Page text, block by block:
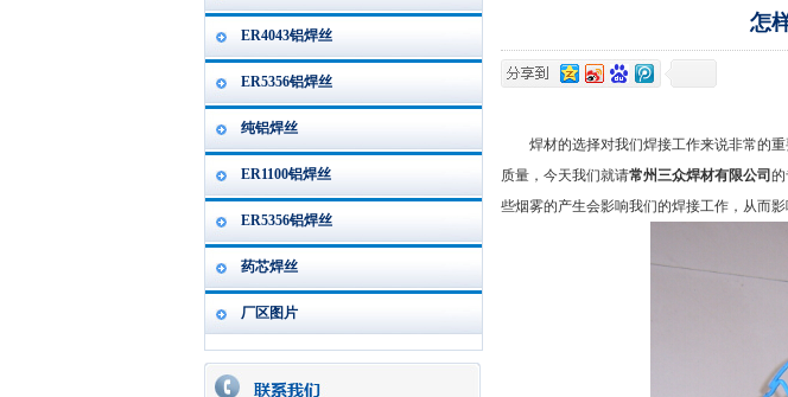
ER4043铝焊丝
ER5356铝焊丝
纯铝焊丝
ER1100铝焊丝
ER5356铝焊丝
药芯焊丝
厂区图片
怎
焊材的选择对我们焊接工作来说非常的重
质量，今天我们就请常州三众焊材有限公司 的
些烟雾的产生会影响我们的焊接工作，从而影